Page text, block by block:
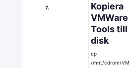
7.
Kopiera
VMWare
Tools till
disk
cp
/mnt/cdrom/VM